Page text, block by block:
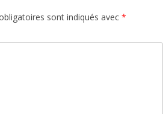
sont indiqués avec *